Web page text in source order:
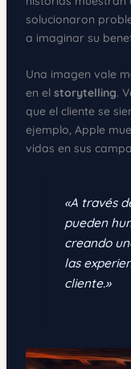
solucionaron
a imaginar su
Una imagen vale
en el storytelling.
que el cliente se
ejemplo, Apple
vidas en sus
«A través
pueden
creando
las
cliente.»